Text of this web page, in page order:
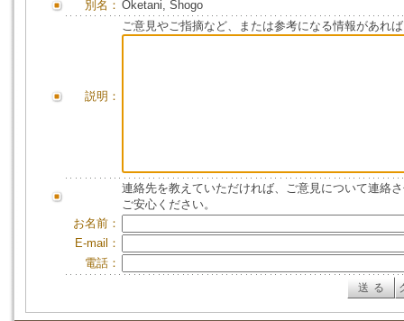
別名： Oketani, Shogo
説明：
ご意見やご指摘など、または参考になる情報があれ
連絡先を教えていただければ、ご意見について連絡
ご安心ください。
お名前：
E-mail：
電話：